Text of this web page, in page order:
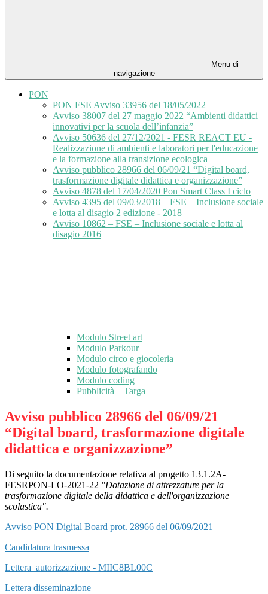
Menu di
navigazione
PON
PON FSE Avviso 33956 del 18/05/2022
Avviso 38007 del 27 maggio 2022 “Ambienti didattici
innovativi per la scuola dell’infanzia”
Avviso 50636 del 27/12/2021 - FESR REACT EU -
Realizzazione di ambienti e laboratori per l'educazione
e la formazione alla transizione ecologica
Avviso pubblico 28966 del 06/09/21 “Digital board,
trasformazione digitale didattica e organizzazione”
Avviso 4878 del 17/04/2020 Pon Smart Class I ciclo
Avviso 4395 del 09/03/2018 – FSE – Inclusione sociale
e lotta al disagio 2 edizione - 2018
Avviso 10862 – FSE – Inclusione sociale e lotta al
disagio 2016
Modulo Street art
Modulo Parkour
Modulo circo e giocoleria
Modulo fotografando
Modulo coding
Pubblicità – Targa
Avviso pubblico 28966 del 06/09/21
“Digital board, trasformazione digitale
didattica e organizzazione”
Di seguito la documentazione relativa al progetto 13.1.2A-
FESRPON-LO-2021-22 "Dotazione di attrezzature per la
trasformazione digitale della didattica e dell'organizzazione
scolastica".
Avviso PON Digital Board prot. 28966 del 06/09/2021
Candidatura trasmessa
Lettera_autorizzazione - MIIC8BL00C
Lettera disseminazione